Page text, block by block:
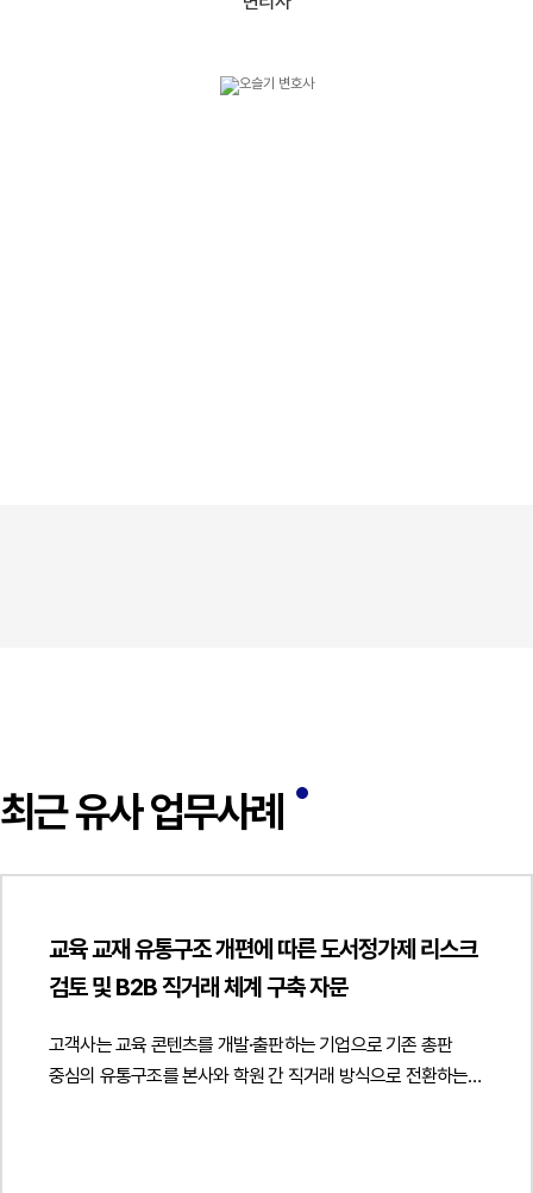
최근 유사 업무사례
교육 교재 유통구조 개편에 따른 도서정가제 리스크
검토 및 B2B 직거래 체계 구축 자문
고객사는 교육 콘텐츠를 개발·출판하는 기업으로 기존 총판
중심의 유통구조를 본사와 학원 간 직거래 방식으로 전환하는